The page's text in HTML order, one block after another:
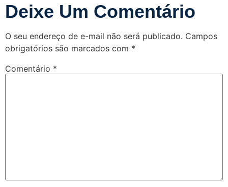
Deixe Um Comentário
O seu endereço de e-mail não será publicado. Campos
obrigatórios são marcados com *
Comentário *